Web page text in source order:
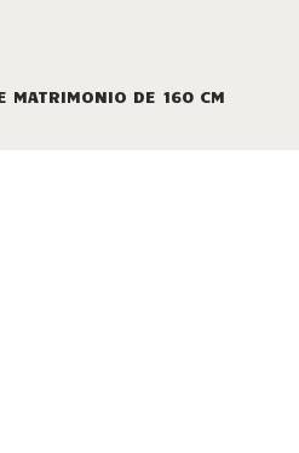
MATRIMONIO DE 160 CM